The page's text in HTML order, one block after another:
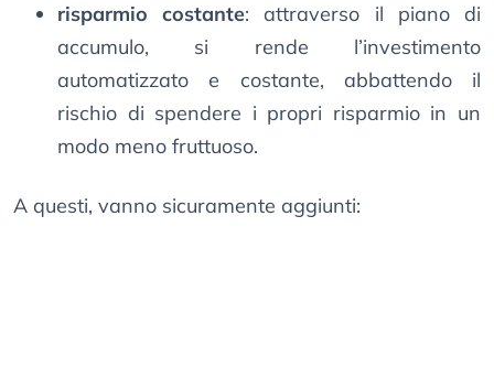
risparmio costante: attraverso il piano di
accumulo, si rende l’investimento
automatizzato e costante, abbattendo il
rischio di spendere i propri risparmio in un
modo meno fruttuoso.
A questi, vanno sicuramente aggiunti: